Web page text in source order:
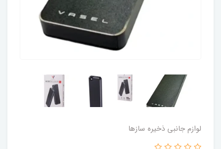
لوازم جانبی ذخیره سازها